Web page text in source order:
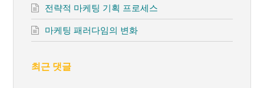
전략적 마케팅 기획 프로세스
마케팅 패러다임의 변화
최근 댓글